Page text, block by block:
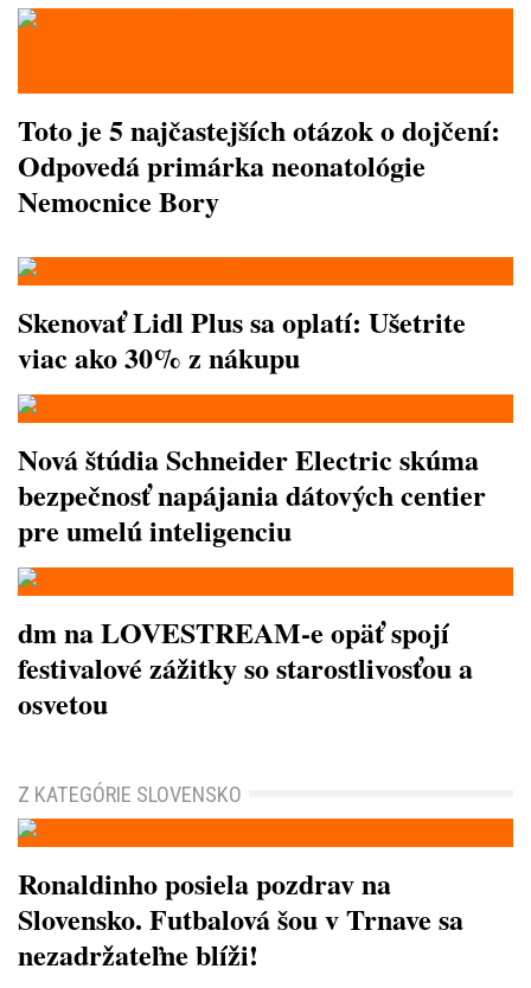
Toto je 5 najčastejších otázok o dojčení:
Odpovedá primárka neonatológie
Nemocnice Bory
Skenovať Lidl Plus sa oplatí: Ušetrite
viac ako 30% z nákupu
Nová štúdia Schneider Electric skúma
bezpečnosť napájania dátových centier
pre umelú inteligenciu
dm na LOVESTREAM-e opäť spojí
festivalové zážitky so starostlivosťou a
osvetou
Z KATEGÓRIE SLOVENSKO
Ronaldinho posiela pozdrav na
Slovensko. Futbalová šou v Trnave sa
nezadržateľne blíži!